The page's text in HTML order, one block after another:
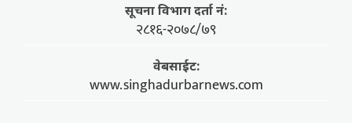
सूचना विभाग दर्ता नं:
२८१६-२०७८/७९
वेबसाईट:
www.singhadurbarnews.com